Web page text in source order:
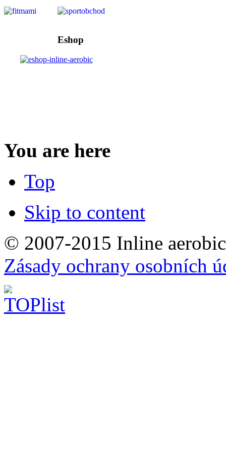
Eshop
You are here
Top
Skip to content
© 2007-2015 Inline
Zásady ochrany osobních